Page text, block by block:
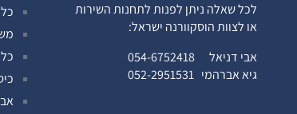
לכל שאלה ניתן לפנות לתחנות השירות
או לצוות הוסקוורנה ישראל:
אבי דניאל 054-6752418
גיא אברהמי 052-2951531